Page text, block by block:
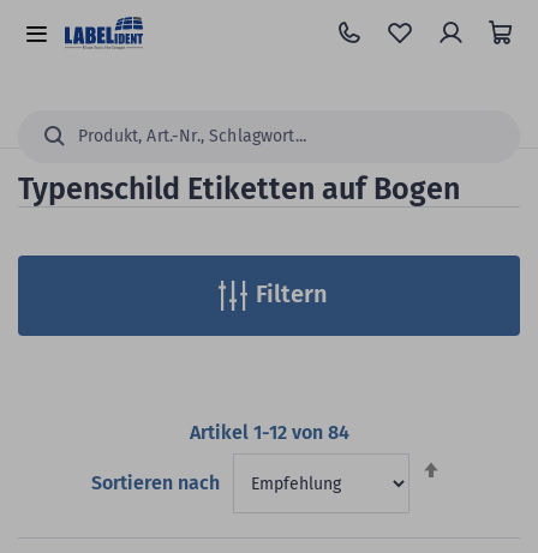
Hauptinhalt
springen
Alle
Suchen...
Typenschild Etiketten auf Bogen
Artikel 1-12von 84
Sortieren nach
Filtern